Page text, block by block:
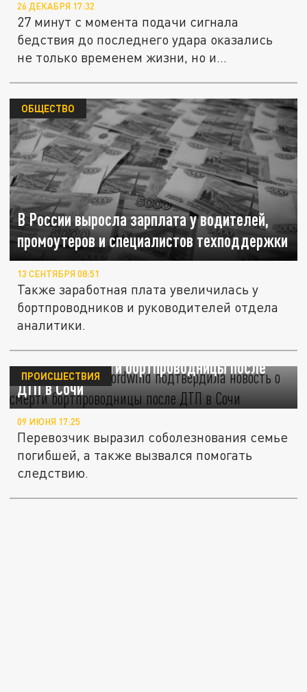
26 ДЕКАБРЯ 17:32
27 минут с момента подачи сигнала
бедствия до последнего удара оказались
не только временем жизни, но и...
В России выросла зарплата у водителей,
промоутеров и специалистов техподдержки
ОБЩЕСТВО
13 СЕНТЯБРЯ 08:51
Также заработная плата увеличилась у
бортпроводников и руководителей отдела
аналитики.
Авиакомпания Nordwind подтвердила
новость о смерти бортпроводницы после
ДТП в Сочи
ПРОИСШЕСТВИЯ
09 ИЮНЯ 17:25
Перевозчик выразил соболезнования семье
погибшей, а также вызвался помогать
следствию.